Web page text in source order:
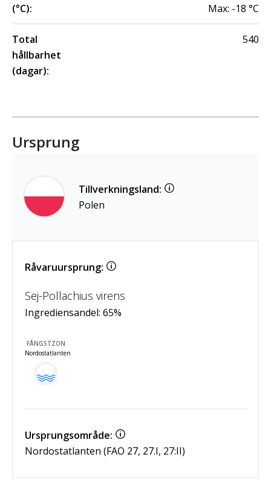
(°C): Max: -18 °C
Total
hållbarhet
(dagar):
540
Ursprung
Tillverkningsland:
Polen
Råvaruursprung:
Sej-Pollachius virens
Ingrediensandel: 65%
FÅNGSTZON
Nordostatlanten
Ursprungsområde:
Nordostatlanten (FAO 27, 27.I, 27:II)